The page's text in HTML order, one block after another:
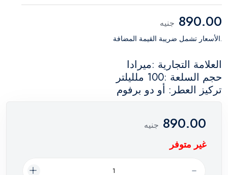
890.00 جنيه
.الأسعار تشمل ضريبة القيمة المضافة
العلامة التجارية :ميرادا
حجم السلعة :100 ملليلتر
تركيز العطر: أو دو برفوم
890.00 جنيه
غير متوفر